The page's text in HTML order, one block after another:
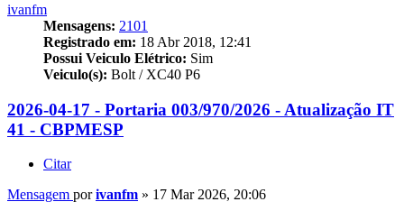
ivanfm
Mensagens: 2101
Registrado em: 18 Abr 2018, 12:41
Possui Veiculo Elétrico: Sim
Veiculo(s): Bolt / XC40 P6
2026-04-17 - Portaria 003/970/2026 - Atualização IT
41 - CBPMESP
Citar
Mensagem porivanfm » 17 Mar 2026, 20:06